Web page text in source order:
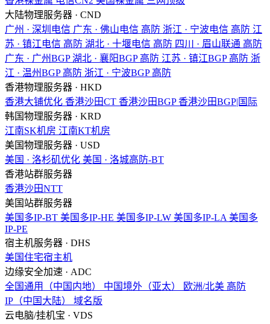
大陆物理服务器 · CND
广州 · 深圳电信 广东 · 佛山电信 高防 浙江 · 宁波电信 高防 江
苏 · 镇江电信 高防 湖北 · 十堰电信 高防 四川 · 眉山联通 高防
广东 · 广州BGP 湖北 · 襄阳BGP 高防 江苏 · 镇江BGP 高防 浙
江 · 温州BGP 高防 浙江 · 宁波BGP 高防
香港物理服务器 · HKD
香港大铺优化 香港沙田CT 香港沙田BGP 香港沙田BGP|国际
韩国物理服务器 · KRD
江南SK机房 江南KT机房
美国物理服务器 · USD
美国 · 洛杉矶优化 美国 · 洛城高防-BT
香港站群服务器
香港沙田NTT
美国站群服务器
美国多IP-BT 美国多IP-HE 美国多IP-LW 美国多IP-LA 美国多
IP-PE
宿主机服务器 · DHS
美国住宅宿主机
边缘安全加速 · ADC
全国通用（中国内地）
中国境外（亚太） 欧洲/北美 高防
IP（中国大陆）
域名版
云电脑/挂机宝 · VDS